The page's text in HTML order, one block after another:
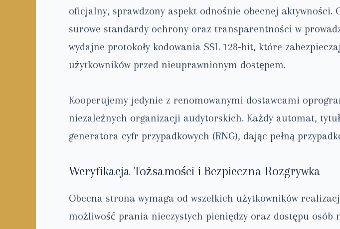
oficjalny, sprawdzony aspekt odnośnie obecnej
surowe standardy ochrony oraz transparentności w
wydajne protokoły kodowania SSL 128-bit, które
użytkowników przed nieuprawnionym dostępem.
Kooperujemy jedynie z renomowanymi dostawcami
niezależnych organizacji audytorskich. Każdy automat,
generatora cyfr przypadkowych (RNG), dając pełną
Weryfikacja Tożsamości i Bezpieczna Rozgrywka
Obecna strona wymaga od wszelkich użytkowników
możliwość prania nieczystych pieniędzy oraz dostępu osób